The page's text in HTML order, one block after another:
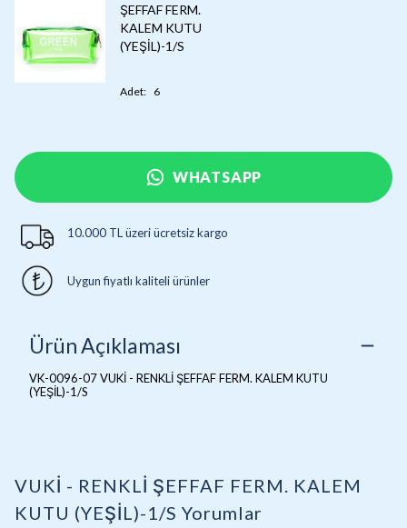
ŞEFFAF FERM.
KALEM KUTU
(YEŞİL)-1/S
Adet: 6
WHATSAPP
10.000 TL üzeri ücretsiz kargo
Uygun fiyatlı kaliteli ürünler
Ürün Açıklaması
VK-0096-07 VUKİ - RENKLİ ŞEFFAF FERM. KALEM KUTU
(YEŞİL)-1/S
VUKİ - RENKLİ ŞEFFAF FERM. KALEM
KUTU (YEŞİL)-1/S Yorumlar